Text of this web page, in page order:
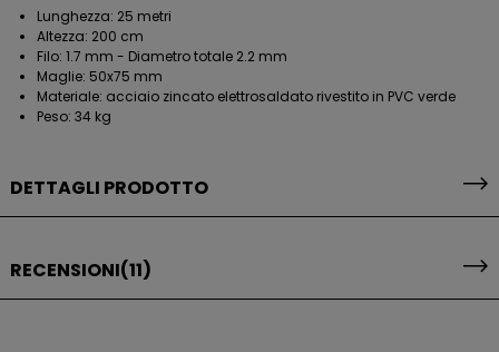
Lunghezza: 25 metri
Altezza: 200 cm
Filo: 1.7 mm - Diametro totale 2.2 mm
Maglie: 50x75 mm
Materiale: acciaio zincato elettrosaldato rivestito in PVC verde
Peso: 34 kg
DETTAGLI PRODOTTO
RECENSIONI(11)